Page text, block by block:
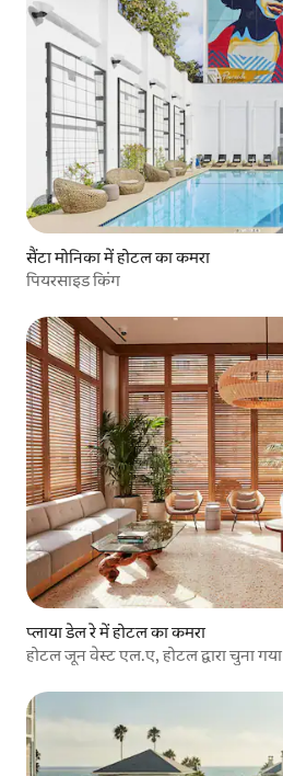
सैंटा मोनिका में होटल का कमरा
पियरसाइड किंग
प्लाया डेल रे में होटल का कमरा
होटल जून वेस्ट एल.ए, होटल द्वारा चुना गया